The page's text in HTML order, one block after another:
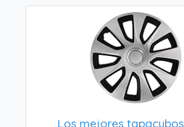
Los mejores